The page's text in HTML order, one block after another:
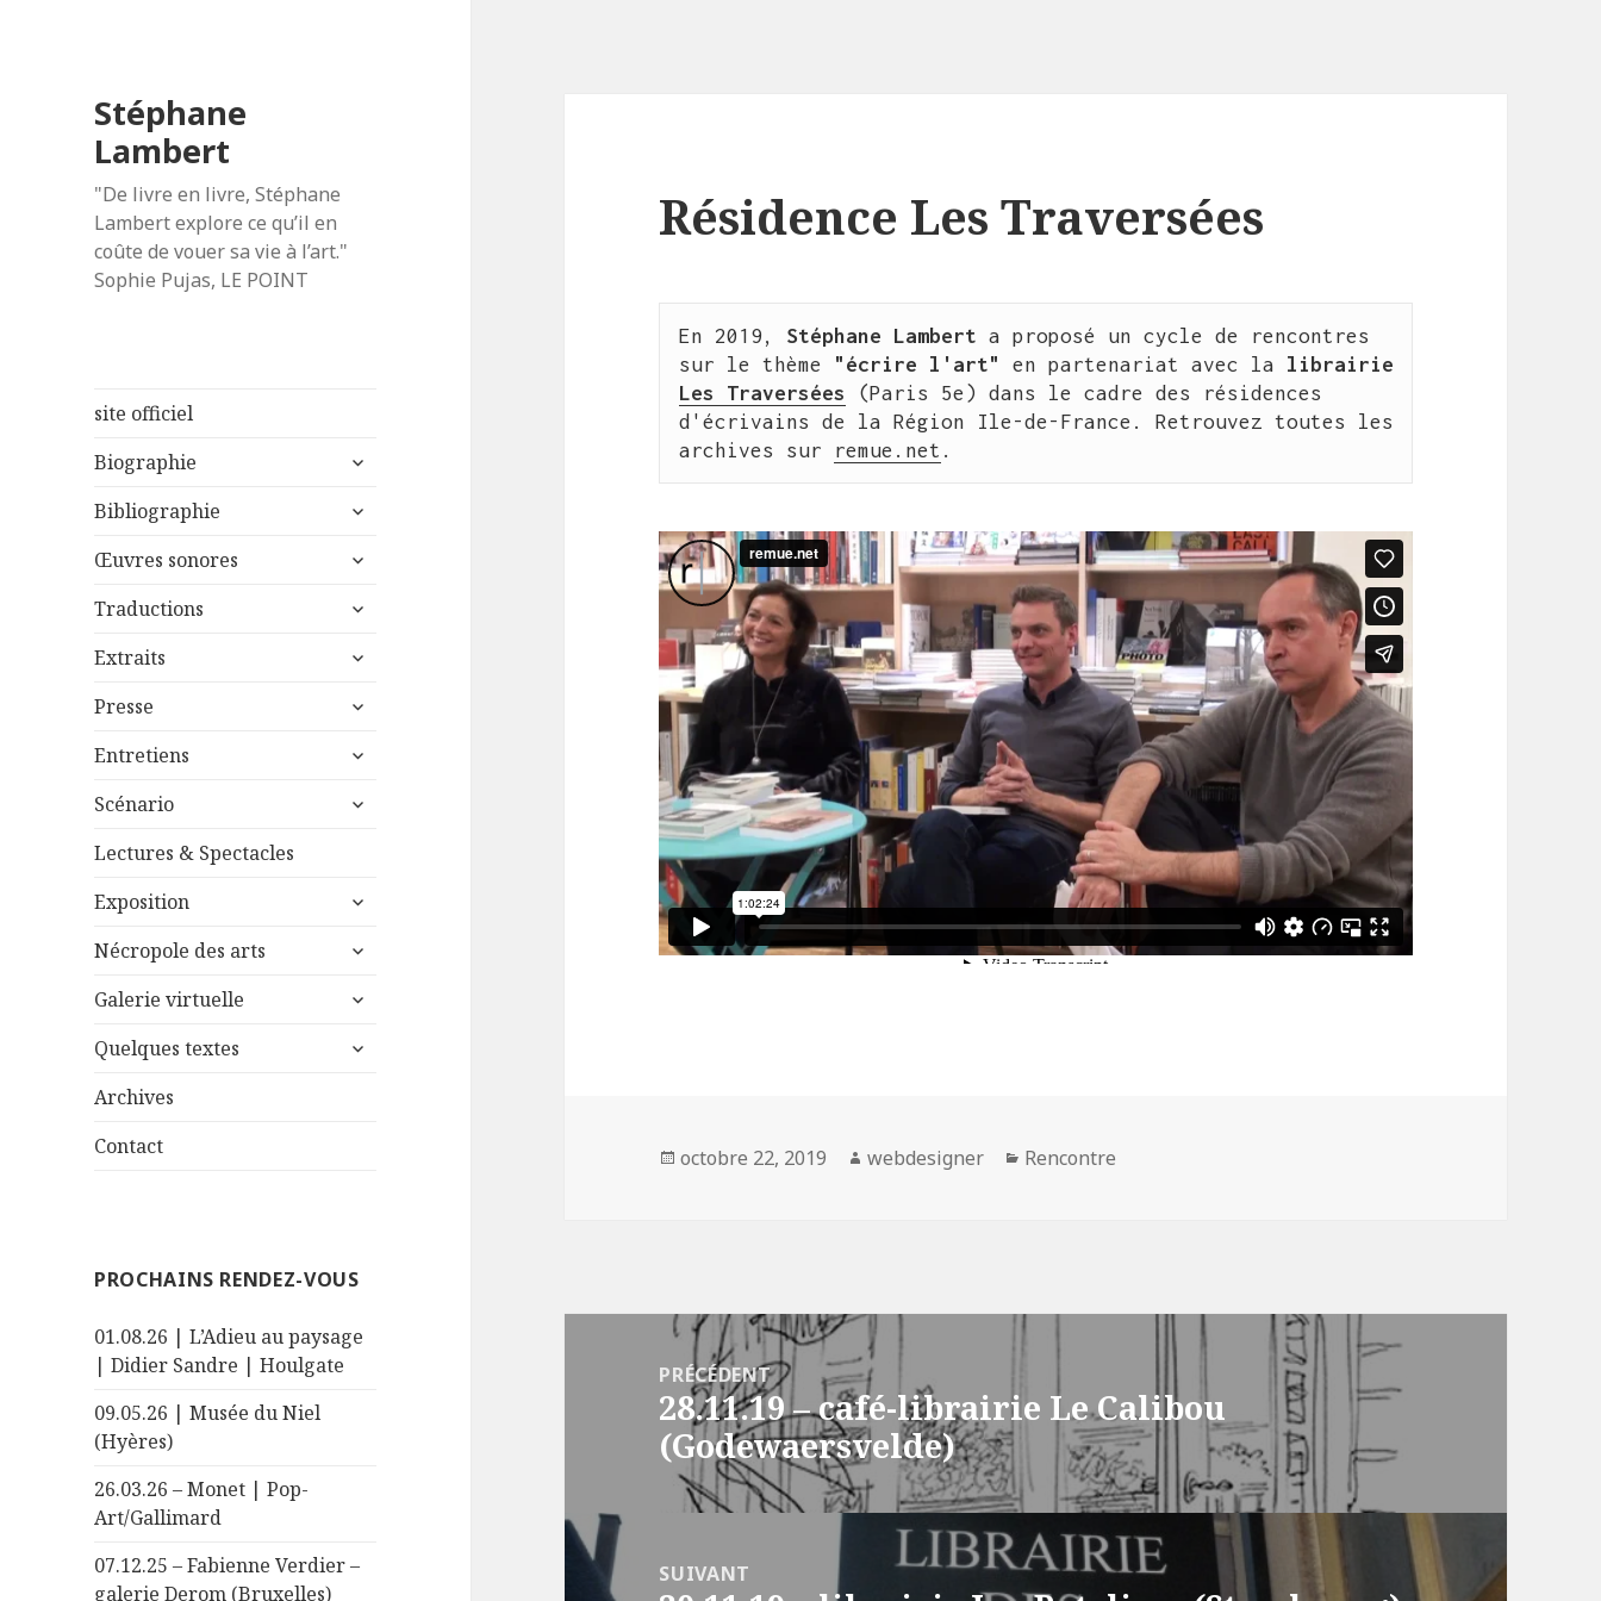
Stéphane
Lambert
"De livre en livre, Stéphane
Lambert explore ce qu’il en
coûte de vouer sa vie à l’art."
Sophie Pujas, LE POINT
site officiel
Biographie
ouvrir
sous-
Bibliographie
ouvrir
sous-
Œuvres sonores
ouvrir
sous-
Traductions
ouvrir
sous-
Extraits
ouvrir
sous-
Presse
ouvrir
sous-
Entretiens
ouvrir
sous-
Scénario
ouvrir
Lectures & Spectacles
Exposition
ouvrir
sous-
Nécropole des arts
ouvrir
sous-
Galerie virtuelle
ouvrir
sous-
Quelques textes
ouvrir
Archives
Contact
PROCHAINS RENDEZ-VOUS
01.08.26 | L’Adieu au paysage
| Didier Sandre | Houlgate
09.05.26 | Musée du Niel
(Hyères)
26.03.26 – Monet | Pop-
Art/Gallimard
07.12.25 – Fabienne Verdier –
galerie Derom (Bruxelles)
Résidence Les Traversées
En 2019, Stéphane Lambert a proposé un cycle de rencontres
sur le thème
"écrire l'art" en partenariat avec la
Les Traversées (Paris 5e) dans le cadre des résidences
d'écrivains de la Région Ile-de-France. Retrouvez toutes les
archives sur
remue.net .
Publié
octobre 22, 2019 Auteur
webdesigner Catégories
Rencontre
Navigation
l’article
PRÉCÉDENT
Article
précédent :
28.11.19 – café-librairie Le Calibou
(Godewaersvelde)
SUIVANT